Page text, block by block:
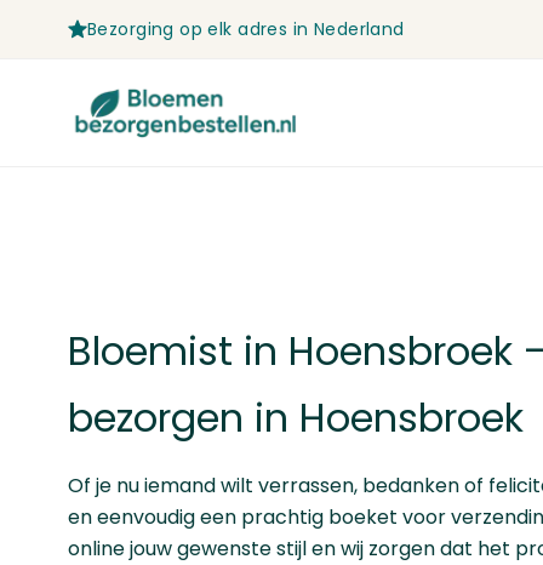
Bezorging op elk adres in Nederland
Bloemist in Hoensbroek
bezorgen in Hoensbroek
Of je nu iemand wilt verrassen, bedanken of
en eenvoudig een prachtig boeket voor
online jouw gewenste stijl en wij zorgen dat het